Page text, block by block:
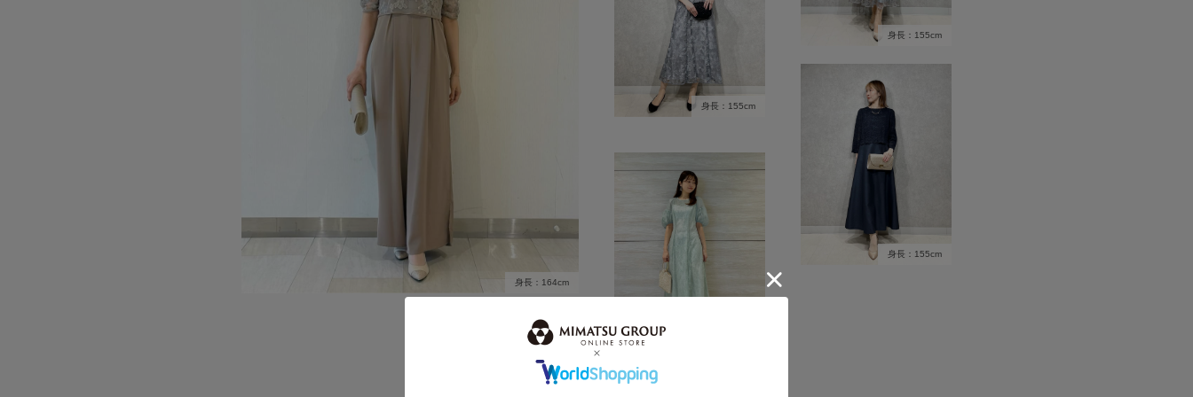
身長：164cm
身長：155cm
身長：155cm
身長：155cm